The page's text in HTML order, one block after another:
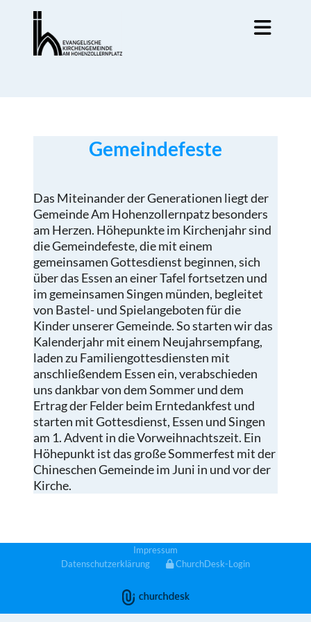
Gemeindefeste
Das Miteinander der Generationen liegt der
Gemeinde Am Hohenzollernpatz besonders
am Herzen. Höhepunkte im Kirchenjahr sind
die Gemeindefeste, die mit einem
gemeinsamen Gottesdienst beginnen, sich
über das Essen an einer Tafel fortsetzen und
im gemeinsamen Singen münden, begleitet
von Bastel- und Spielangeboten für die
Kinder unserer Gemeinde. So starten wir das
Kalenderjahr mit einem Neujahrsempfang,
laden zu Familiengottesdiensten mit
anschließendem Essen ein, verabschieden
uns dankbar von dem Sommer und dem
Ertrag der Felder beim Erntedankfest und
starten mit Gottesdienst, Essen und Singen
am 1. Advent in die Vorweihnachtszeit. Ein
Höhepunkt ist das große Sommerfest mit der
Chineschen Gemeinde im Juni in und vor der
Kirche.
Impressum
Datenschutzerklärung
ChurchDesk-Login